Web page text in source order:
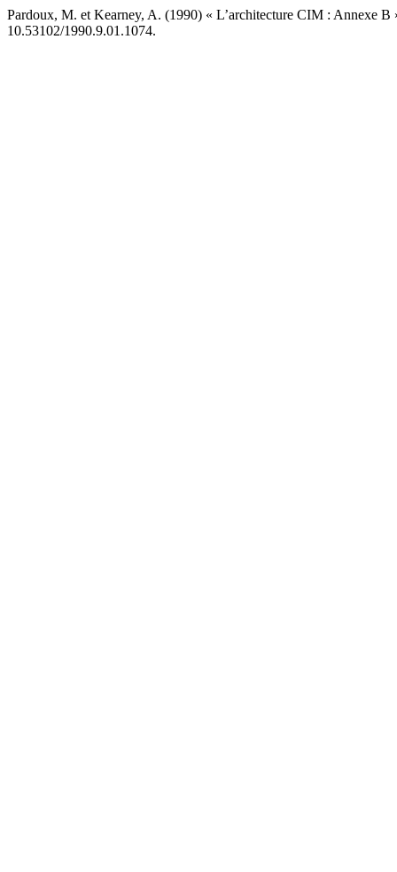
Pardoux, M. et Kearney, A. (1990) « L’architecture CIM : Annexe B
10.53102/1990.9.01.1074.